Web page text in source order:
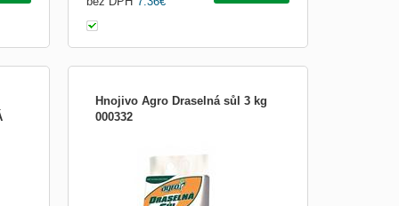
Hnojivo Agro Draselná sůl 3 kg
000332
hnojení brzy na jaře. Nepoužívat pro
zelenina, jahody, třešně, višně, jabloně,
drobné ovoce). - vysoký obsah draslíku –
podporuje vyzrávání a vybarvení plodů a